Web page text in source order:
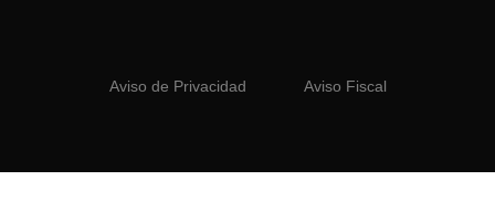
Aviso de Privacidad Aviso Fiscal